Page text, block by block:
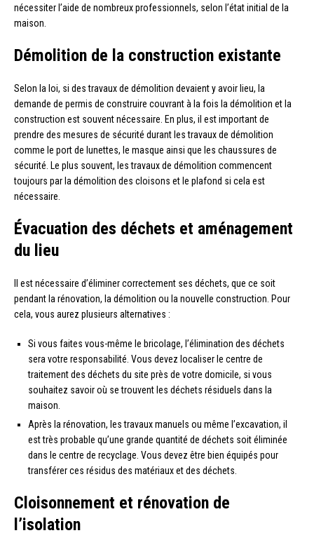
nécessiter l’aide de nombreux professionnels, selon l’état initial de la
maison.
Démolition de la construction existante
Selon la loi, si des travaux de démolition devaient y avoir lieu, la
demande de permis de construire couvrant à la fois la démolition et la
construction est souvent nécessaire. En plus, il est important de
prendre des mesures de sécurité durant les travaux de démolition
comme le port de lunettes, le masque ainsi que les chaussures de
sécurité. Le plus souvent, les travaux de démolition commencent
toujours par la démolition des cloisons et le plafond si cela est
nécessaire.
Évacuation des déchets et aménagement
du lieu
Il est nécessaire d’éliminer correctement ses déchets, que ce soit
pendant la rénovation, la démolition ou la nouvelle construction. Pour
cela, vous aurez plusieurs alternatives :
Si vous faites vous-même le bricolage, l’élimination des déchets
sera votre responsabilité. Vous devez localiser le centre de
traitement des déchets du site près de votre domicile, si vous
souhaitez savoir où se trouvent les déchets résiduels dans la
maison.
Après la rénovation, les travaux manuels ou même l’excavation, il
est très probable qu’une grande quantité de déchets soit éliminée
dans le centre de recyclage. Vous devez être bien équipés pour
transférer ces résidus des matériaux et des déchets.
Cloisonnement et rénovation de
l’isolation